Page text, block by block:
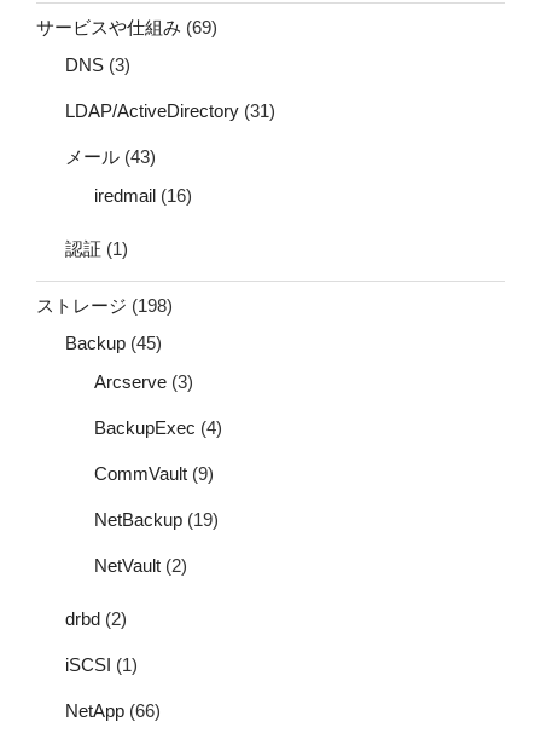
サービスや仕組み (69)
DNS (3)
LDAP/ActiveDirectory (31)
メール (43)
iredmail (16)
認証 (1)
ストレージ (198)
Backup (45)
Arcserve (3)
BackupExec (4)
CommVault (9)
NetBackup (19)
NetVault (2)
drbd (2)
iSCSI (1)
NetApp (66)